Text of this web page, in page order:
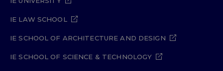
IE LAW SCHOOL
IE SCHOOL OF ARCHITECTURE AND DESIGN
IE SCHOOL OF SCIENCE & TECHNOLOGY